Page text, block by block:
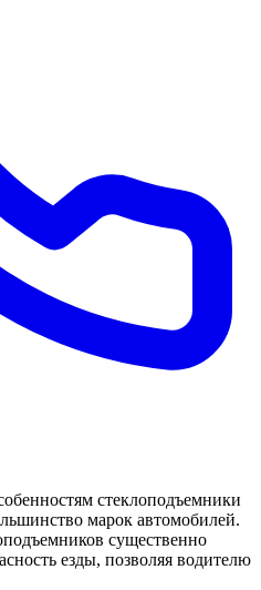
стеклоподъемники
марок автомобилей.
существенно
езды, позволяя водителю